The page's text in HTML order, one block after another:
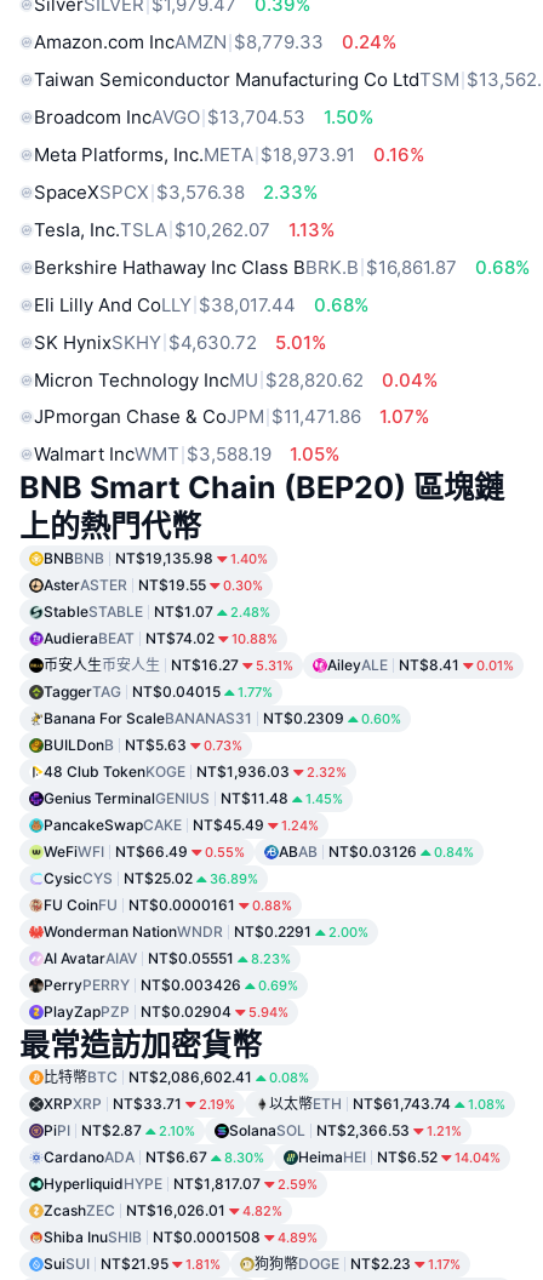
SilverSILVER $1,979.47
0.39%
Amazon.com IncAMZN $8,779.33
0.24%
Taiwan Semiconductor Manufacturing Co LtdTSM
Broadcom IncAVGO $13,704.53
1.50%
Meta Platforms, Inc.META $18,973.91
0.16%
SpaceXSPCX $3,576.38
2.33%
Tesla, Inc.TSLA $10,262.07
1.13%
Berkshire Hathaway Inc Class BBRK.B $16,861.87
0.68%
Eli Lilly And CoLLY $38,017.44
0.68%
SK HynixSKHY $4,630.72
5.01%
Micron Technology IncMU $28,820.62
0.04%
JPmorgan Chase & CoJPM $11,471.86
1.07%
Walmart IncWMT $3,588.19 1.05%
BNB Smart Chain (BEP20) 區塊鏈
上的熱門代幣
BNBBNB NT$19,135.98 1.40%
AsterASTER NT$19.55 0.30%
StableSTABLE NT$1.07 2.48%
AudieraBEAT NT$74.02 10.88%
币安人生币安人生 NT$16.27 5.31% AileyALE NT$8.41 0.01%
TaggerTAG NT$0.04015 1.77%
Banana For ScaleBANANAS31 NT$0.2309 0.60%
BUILDonB NT$5.63 0.73%
48 Club TokenKOGE NT$1,936.03 2.32%
Genius TerminalGENIUS NT$11.48 1.45%
PancakeSwapCAKE NT$45.49 1.24%
WeFiWFI NT$66.49 0.55% ABAB NT$0.03126 0.84%
CysicCYS NT$25.02 36.89%
FU CoinFU NT$0.0000161 0.88%
Wonderman NationWNDR NT$0.2291 2.00%
AI AvatarAIAV NT$0.05551 8.23%
PerryPERRY NT$0.003426 0.69%
PlayZapPZP NT$0.02904 5.94%
最常造訪加密貨幣
比特幣BTC NT$2,086,602.41 0.08%
XRPXRP NT$33.71 2.19% 以太幣ETH NT$61,743.74 1.08%
PiPI NT$2.87 2.10% SolanaSOL NT$2,366.53 1.21%
CardanoADA NT$6.67 8.30% HeimaHEI NT$6.52 14.04%
HyperliquidHYPE NT$1,817.07 2.59%
ZcashZEC NT$16,026.01 4.82%
Shiba InuSHIB NT$0.0001508 4.89%
SuiSUI NT$21.95 1.81% 狗狗幣DOGE NT$2.23 1.17%